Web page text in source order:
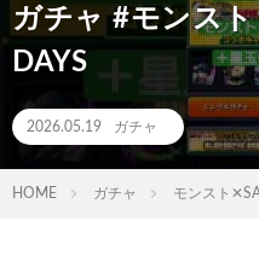
ガチャ #モンス
DAYS
2026.05.19 ガチャ
HOME ガチャ モンスト